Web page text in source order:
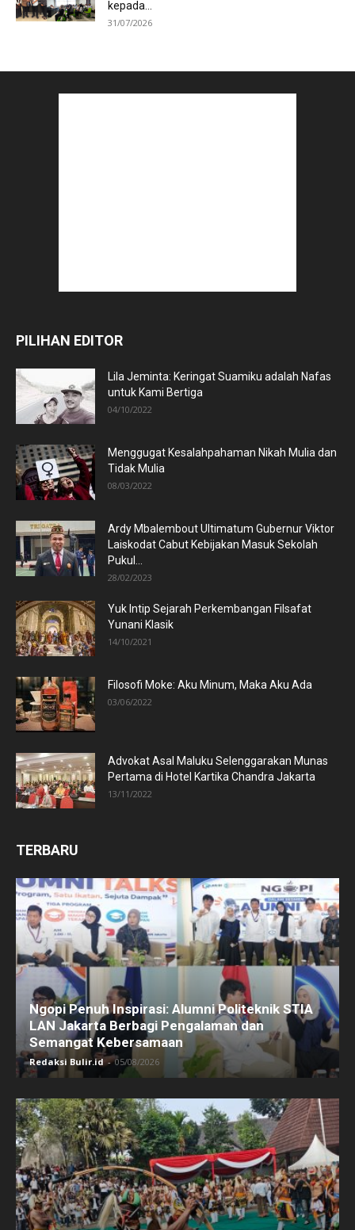
kepada...
31/07/2026
PILIHAN EDITOR
Lila Jeminta: Keringat Suamiku adalah Nafas
untuk Kami Bertiga
04/10/2022
Menggugat Kesalahpahaman Nikah Mulia dan
Tidak Mulia
08/03/2022
Ardy Mbalembout Ultimatum Gubernur Viktor
Laiskodat Cabut Kebijakan Masuk Sekolah
Pukul...
28/02/2023
Yuk Intip Sejarah Perkembangan Filsafat
Yunani Klasik
14/10/2021
Filosofi Moke: Aku Minum, Maka Aku Ada
03/06/2022
Advokat Asal Maluku Selenggarakan Munas
Pertama di Hotel Kartika Chandra Jakarta
13/11/2022
TERBARU
Ngopi Penuh Inspirasi: Alumni Politeknik STIA
LAN Jakarta Berbagi Pengalaman dan
Semangat Kebersamaan
Redaksi Bulir.id - 05/08/2026